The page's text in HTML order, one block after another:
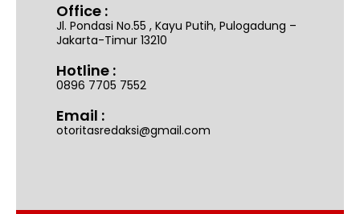
Office :
Jl. Pondasi No.55 , Kayu Putih, Pulogadung –
Jakarta-Timur 13210
Hotline :
0896 7705 7552
Email :
otoritasredaksi@gmail.com